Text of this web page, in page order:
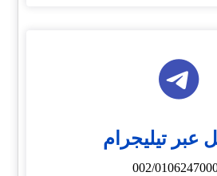
عبر تيليجرام
002/